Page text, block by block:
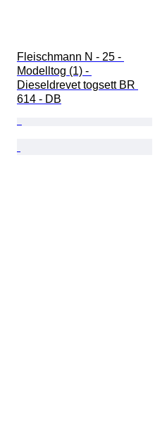
Fleischmann N - 25 -
Modelltog (1) -
Dieseldrevet togsett BR
614 - DB